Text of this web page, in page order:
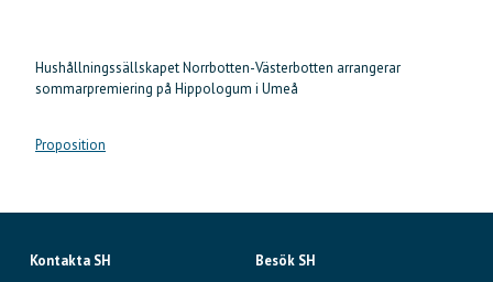
Hushållningssällskapet Norrbotten-Västerbotten arrangerar
sommarpremiering på Hippologum i Umeå
Proposition
Kontakta SH
Besök SH